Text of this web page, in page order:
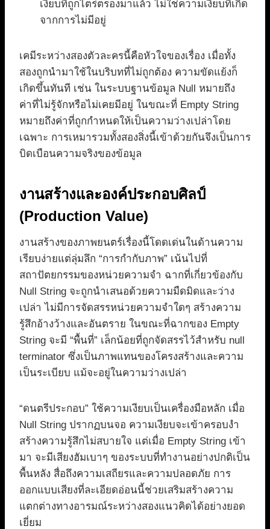
เงียบที่ถูกไตร่ตรองมาแล้ว ไม่ใช่ความเงียบที่เกิด
จากการไม่มีอยู่
เคมีระหว่างสองตัวละครนี้คือหัวใจของเรื่อง เมื่อทั้ง
สองถูกนำมาใช้ในบริบทที่ไม่ถูกต้อง ความขัดแย้งก็
เกิดขึ้นทันที เช่น ในระบบฐานข้อมูล Null หมายถึง
ค่าที่ไม่รู้จักหรือไม่เคยมีอยู่ ในขณะที่ Empty String
หมายถึงค่าที่ถูกกำหนดให้เป็นความว่างเปล่าโดย
เฉพาะ การเหมารวมทั้งสองสิ่งนี้เข้าด้วยกันจึงเป็นการ
บิดเบือนความจริงของข้อมูล
งานสร้างและองค์ประกอบศิลป์
(Production Value)
งานสร้างของภาพยนตร์เรื่องนี้โดดเด่นในด้านความ
เรียบง่ายแต่ลุ่มลึก “การกำกับภาพ” เน้นไปที่
สถาปัตยกรรมของหน่วยความจำ ฉากที่เกี่ยวข้องกับ
Null String จะถูกนำเสนอด้วยความมืดมิดและว่าง
เปล่า ไม่มีการจัดสรรหน่วยความจำใดๆ สร้างความ
รู้สึกอ้างว้างและอันตราย ในขณะที่ฉากของ Empty
String จะมี “พื้นที่” เล็กน้อยที่ถูกจัดสรรไว้สำหรับ null
terminator ซึ่งเป็นภาพแทนของโครงสร้างและความ
เป็นระเบียบ แม้จะอยู่ในความว่างเปล่า
“ดนตรีประกอบ” ใช้ความเงียบเป็นเครื่องมือหลัก เมื่อ
Null String ปรากฏบนจอ ความเงียบจะเข้าครอบงำ
สร้างความรู้สึกไม่สบายใจ แต่เมื่อ Empty String เข้า
มา จะมีเสียงฮัมเบาๆ ของระบบที่ทำงานอย่างปกติเป็น
พื้นหลัง สื่อถึงความเสถียรและความปลอดภัย การ
ออกแบบเสียงที่ละเอียดอ่อนนี้ช่วยเสริมสร้างความ
แตกต่างทางอารมณ์ระหว่างสองแนวคิดได้อย่างยอด
เยี่ยม